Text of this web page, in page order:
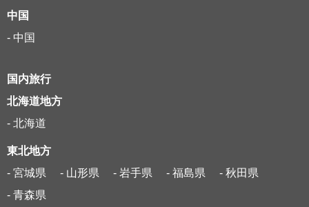
中国
- 中国
国内旅行
北海道地方
- 北海道
東北地方
- 宮城県
- 山形県 - 岩手県 - 福島県
- 秋田県
- 青森県